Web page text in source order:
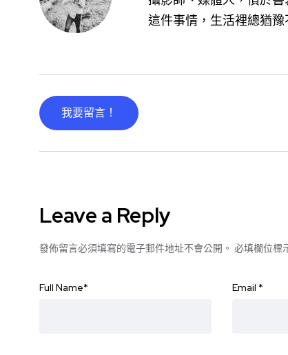
這件事情，生活裡總猶
我要留言！
Leave a Reply
發佈留言必須填寫的電子郵件地址不會公開。 必填欄位標
Full Name* Email *